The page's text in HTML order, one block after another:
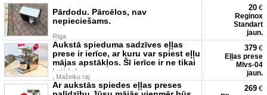
Pārdodu. Pārcēlos, nav
nepieciešams.
Rīga
20 €
Reginox
Standart
jaun.
Aukstā spieduma sadzīves eļļas
prese ir ierīce, ar kuru var spiest eļļu
mājas apstākļos. Šī ierīce ir ne tikai
ļoti laba
, Mažeiķu raj.
379 €
Eļļas prese
Mlvs-04
jaun.
Ar aukstās spiedes eļļas preses
269 €